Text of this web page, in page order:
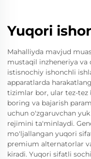
Yuqori
Mahalliyda mavjud
mustaqil inzheneriya
istisnochiy ishonchli
apparatlarda
tizimlar bor, ular tez-tez
boring va bajarish
uchun o'zgaruvchan
rejimini ta'minlaydi.
mo'ljallangan yuqori
premium alternatorlar
kiradi. Yuqori sifatli